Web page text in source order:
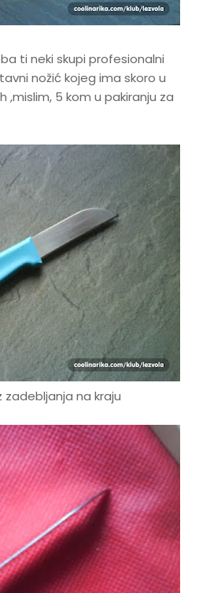
ti neki skupi profesionalni
nožić kojeg ima skoro u
,mislim, 5 kom u pakiranju za
na kraju